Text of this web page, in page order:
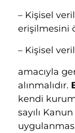
– Kişisel
erişilmesini
– Kişisel
amacıyla
alınmalıdır.
kendi
sayılı